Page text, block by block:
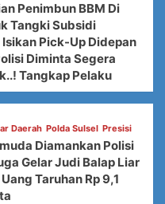
Penimbun BBM Di
Tangki Subsidi
Pick-Up Didepan
Diminta Segera
Tangkap Pelaku
Daerah Polda Sulsel Presisi
Diamankan Polisi
Gelar Judi Balap Liar
Taruhan Rp 9,1